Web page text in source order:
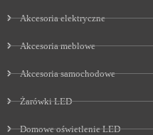
Akcesoria elektryczne
Akcesoria meblowe
Akcesoria samochodowe
Żarówki LED
Domowe oświetlenie LED